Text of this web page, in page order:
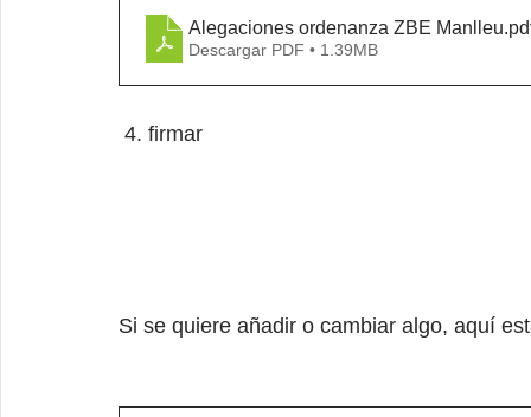
Alegaciones ordenanza ZBE Manlleu
Descargar PDF • 1.39MB
4. firmar
Si se quiere añadir o cambiar algo, aquí